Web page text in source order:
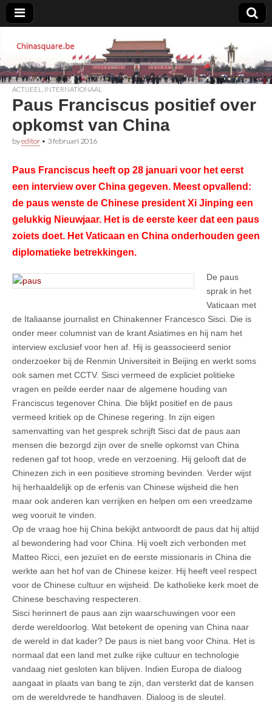
Chinasquare.be
ACTUEEL INTERNATIONAAL
Paus Franciscus positief over
opkomst van China
byeditor • 3 februari 2016
Paus Franciscus heeft op 28 januari voor het eerst
een interview over China gegeven. Meest opvallend:
de paus wenste de Chinese president Xi Jinping een
gelukkig Nieuwjaar. Het is de eerste keer dat een paus
zoiets doet. Het Vaticaan en China onderhouden geen
diplomatieke betrekkingen.
De paus
sprak in het
Vaticaan met
de Italiaanse journalist en Chinakenner Francesco Sisci. Die is
onder meer columnist van de krant Asiatimes en hij nam het
interview exclusief voor hen af. Hij is geassocieerd senior
onderzoeker bij de Renmin Universiteit in Beijing en werkt soms
ook samen met CCTV. Sisci vermeed de expliciet politieke
vragen en peilde eerder naar de algemene houding van
Franciscus tegenover China. Die blijkt positief en de paus
vermeed kritiek op de Chinese regering. In zijn eigen
samenvatting van het gesprek schrijft Sisci dat de paus aan
mensen die bezorgd zijn over de snelle opkomst van China
redenen gaf tot hoop, vrede en verzoening. Hij gelooft dat de
Chinezen zich in een positieve stroming bevinden. Verder wijst
hij herhaaldelijk op de erfenis van Chinese wijsheid die hen
maar ook anderen kan verrijken en helpen om een vreedzame
weg vooruit te vinden.
Op de vraag hoe hij China bekijkt antwoordt de paus dat hij altijd
al bewondering had voor China. Hij voelt zich verbonden met
Matteo Ricci, een jezuïet en de eerste missionaris in China die
werkte aan het hof van de Chinese keizer. Hij heeft veel respect
voor de Chinese cultuur en wijsheid. De katholieke kerk moet de
Chinese beschaving respecteren.
Sisci herinnert de paus aan zijn waarschuwingen voor een
derde wereldoorlog. Wat betekent de opening van China naar
de wereld in dat kader? De paus is niet bang voor China. Het is
normaal dat een land met zulke rijke cultuur en technologie
vandaag niet gesloten kan blijven. Indien Europa de dialoog
aangaat in plaats van bang te zijn, dan versterkt dat de kansen
om de wereldvrede te handhaven. Dialoog is de sleutel.